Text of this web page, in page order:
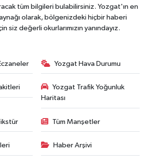
tüm bilgileri bulabilirsiniz. Yozgat'ın en
olarak, bölgenizdeki hiçbir haberi
siz değerli okurlarımızın yanındayız.
Yozgat Hava Durumu
Yozgat Trafik Yoğunluk
Haritası
Tüm Manşetler
Haber Arşivi